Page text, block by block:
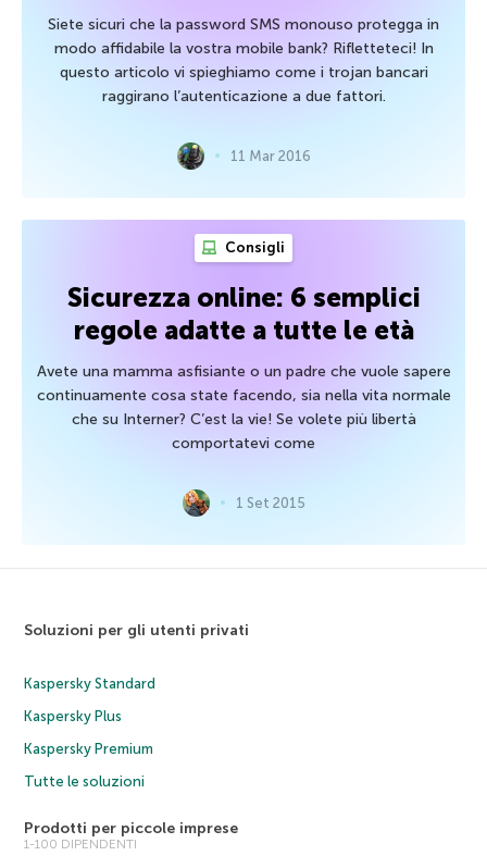
Siete sicuri che la password SMS monouso protegga in
modo affidabile la vostra mobile bank? Rifletteteci! In
questo articolo vi spieghiamo come i trojan bancari
raggirano l’autenticazione a due fattori.
11 Mar 2016
Consigli
Sicurezza online: 6 semplici
regole adatte a tutte le età
Avete una mamma asfisiante o un padre che vuole sapere
continuamente cosa state facendo, sia nella vita normale
che su Interner? C’est la vie! Se volete più libertà
comportatevi come
1 Set 2015
Soluzioni per gli utenti privati
Kaspersky Standard
Kaspersky Plus
Kaspersky Premium
Tutte le soluzioni
Prodotti per piccole imprese
1-100 DIPENDENTI